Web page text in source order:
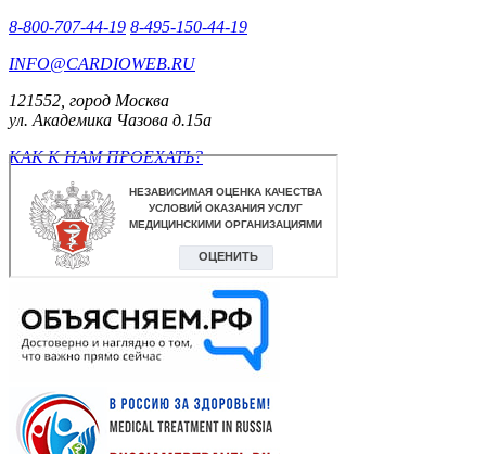
8-800-707-44-19 8-495-150-44-19
INFO@CARDIOWEB.RU
121552, город Москва
ул. Академика Чазова д.15а
КАК К НАМ ПРОЕХАТЬ?